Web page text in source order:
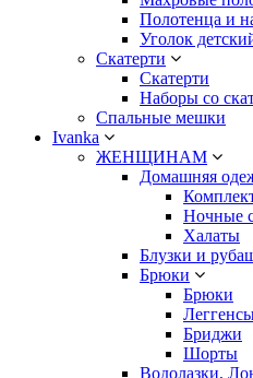
Полотенца и
Уголок
Скатерти
Скатерти
Наборы со
Спальные мешки
Ivanka
ЖЕНЩИНАМ
Домашняя
Ночные
Халаты
Блузки и
Брюки
Брюки
Бриджи
Шорты
Водолазки,